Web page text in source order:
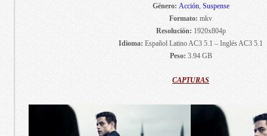
Género: Acción, Suspense
Formato: mkv
Resolución: 1920x804p
Idioma: Español Latino AC3 5.1 – Inglés AC3 5.1
Peso: 3.94 GB
CAPTURAS